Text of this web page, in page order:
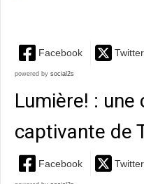
Facebook Twitter
powered by social2s
Lumière! : une
captivante de
Facebook Twitter